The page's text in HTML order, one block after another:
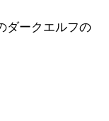
ダークエルフの